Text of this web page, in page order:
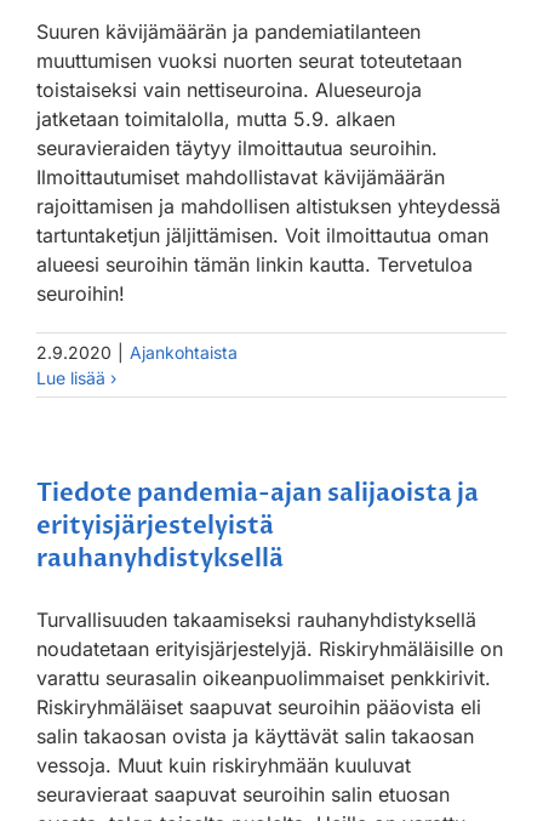
Suuren kävijämäärän ja pandemiatilanteen
muuttumisen vuoksi nuorten seurat toteutetaan
toistaiseksi vain nettiseuroina. Alueseuroja
jatketaan toimitalolla, mutta 5.9. alkaen
seuravieraiden täytyy ilmoittautua seuroihin.
Ilmoittautumiset mahdollistavat kävijämäärän
rajoittamisen ja mahdollisen altistuksen yhteydessä
tartuntaketjun jäljittämisen. Voit ilmoittautua oman
alueesi seuroihin tämän linkin kautta. Tervetuloa
seuroihin!
2.9.2020 Ajankohtaista
Tiedote pandemia-ajan salijaoista ja
erityisjärjestelyistä
rauhanyhdistyksellä
Turvallisuuden takaamiseksi rauhanyhdistyksellä
noudatetaan erityisjärjestelyjä. Riskiryhmäläisille on
varattu seurasalin oikeanpuolimmaiset penkkirivit.
Riskiryhmäläiset saapuvat seuroihin pääovista eli
salin takaosan ovista ja käyttävät salin takaosan
vessoja. Muut kuin riskiryhmään kuuluvat
seuravieraat saapuvat seuroihin salin etuosan